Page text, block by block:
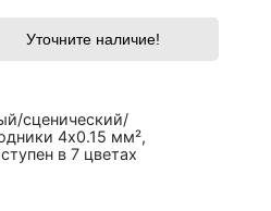
Уточните наличие!
сценический/
4x0.15 мм²,
в 7 цветах